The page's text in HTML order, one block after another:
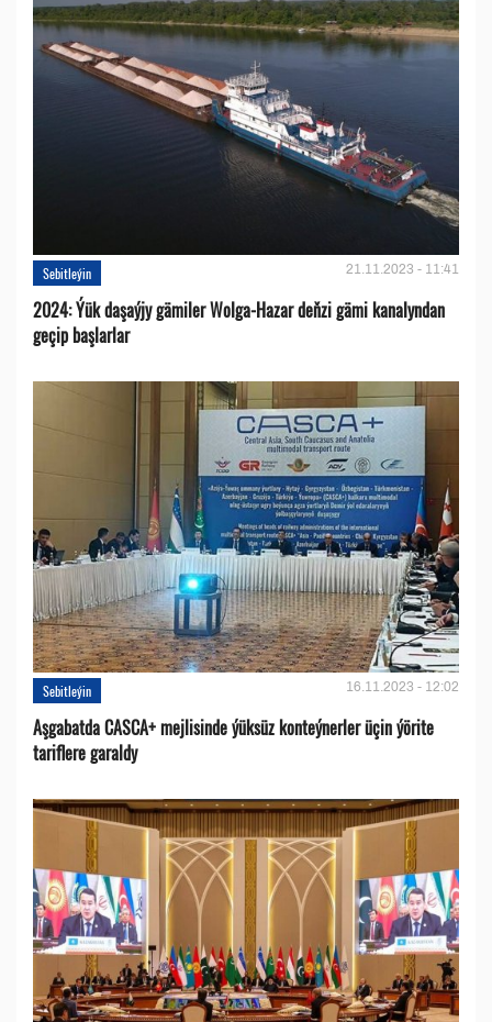
Sebitleýin 21.11.2023 - 11:41
2024: Ýük daşaýjy gämiler Wolga-Hazar deňzi gämi kanalyndan
geçip başlarlar
Sebitleýin 16.11.2023 - 12:02
Aşgabatda CASCA+ mejlisinde ýüksüz konteýnerler üçin ýörite
tariflere garaldy